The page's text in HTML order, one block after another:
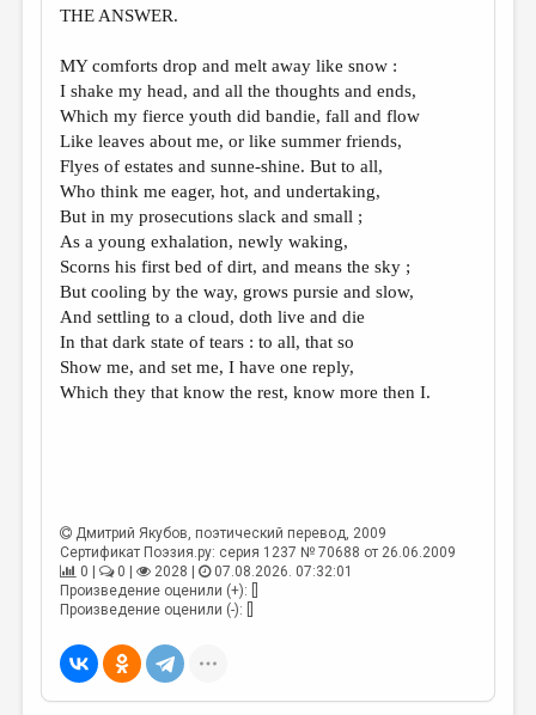
КНИЖНАЯ ПОЛКА
ОБЗОР ЛИТЕРАТУРЫ
СТРАНИЦЫ ПАМЯТИ
ОБЪЯВЛЕНИЯ
КОЛОНКА РЕДАКТОРА
РЕДКОЛЛЕГИЯ
ОТ РЕДАКЦИИ
МАЛАЯ ПРОЗА
ЭССЕИСТИКА
РЕЦЕНЗИРОВАНИЕ
ЦИКЛЫ ПУБЛИКАЦИЙ
ТРЕДИАКОВСКИЙ
МЕДИА
ВКОНТАКТЕ
THE ANSWER.
MY comforts drop and melt away like snow :
I shake my head, and all the thoughts and ends,
Which my fierce youth did bandie, fall and flow
Like leaves about me, or like summer friends,
Flyes of estates and sunne-shine. But to all,
Who think me eager, hot, and undertaking,
But in my prosecutions slack and small ;
As a young exhalation, newly waking,
Scorns his first bed of dirt, and means the sky ;
But cooling by the way, grows pursie and slow,
And settling to a cloud, doth live and die
In that dark state of tears : to all, that so
Show me, and set me, I have one reply,
Which they that know the rest, know more then I.
Дмитрий Якубов, поэтический перевод, 2009
Сертификат Поэзия.ру: серия 1237 № 70688 от 26.06.2009
0 |
0 | 2028 |
07.08.2026. 07:32:01
Произведение оценили (+): []
Произведение оценили (-): []